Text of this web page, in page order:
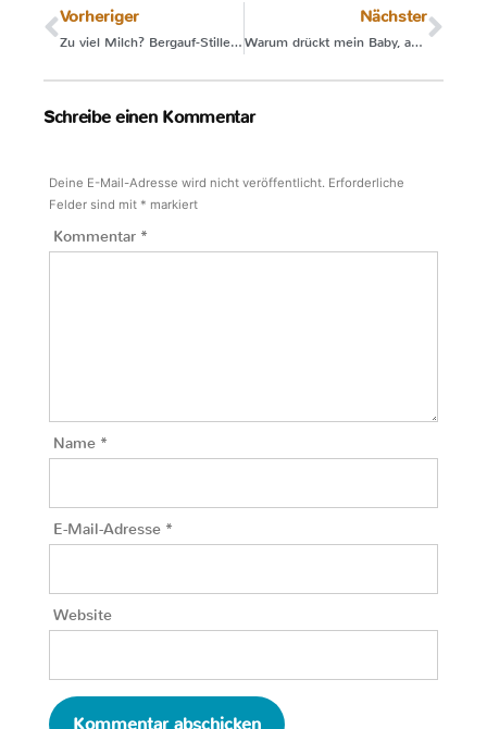
Vorheriger
Zu viel Milch? Bergauf-Stillen kann helfen
Nächster
Warum drückt mein Baby, aber es kommt nichts?
Schreibe einen Kommentar
Deine E-Mail-Adresse wird nicht veröffentlicht. Erforderliche
Felder sind mit * markiert
Kommentar *
Name *
E-Mail-Adresse *
Website